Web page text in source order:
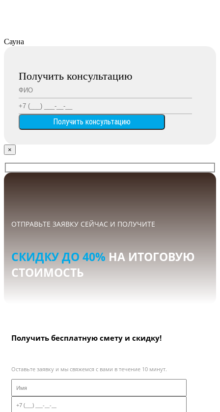
Сауна
Получить консультацию
×
ОТПРАВЬТЕ ЗАЯВКУ СЕЙЧАС И ПОЛУЧИТЕ
СКИДКУ ДО 40% НА ИТОГОВУЮ
СТОИМОСТЬ
Получить бесплатную смету и скидку!
Оставьте заявку и мы свяжемся с вами в течение 10 минут.